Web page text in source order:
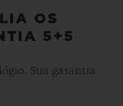
OS
5+5
Sua garantia